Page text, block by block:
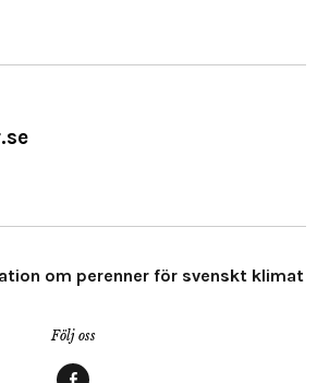
om perenner för svenskt klimat
Följ oss